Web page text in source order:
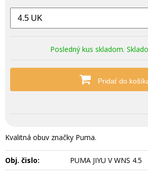
Posledný kus skladom.
Pridať do
Kvalitná obuv značky Puma.
Obj. čislo: PUMA JIYU V WNS 4.5